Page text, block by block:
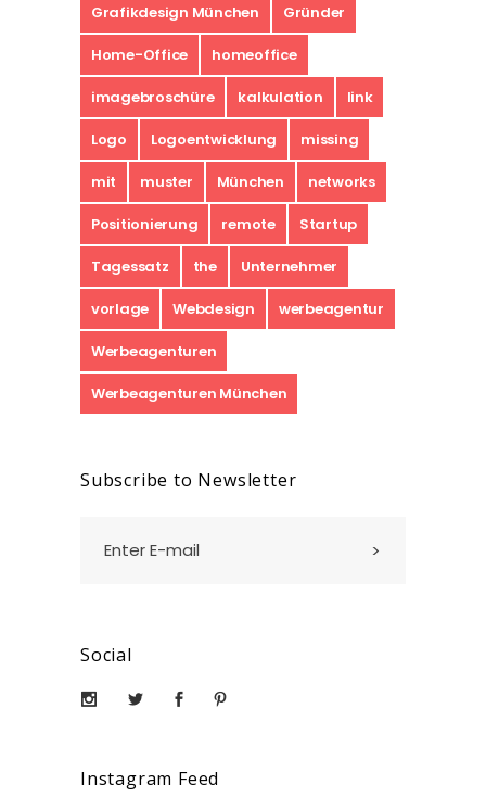
Grafikdesign München Gründer
Home-Office homeoffice
imagebroschüre kalkulation link
Logo Logoentwicklung missing
mit muster München networks
Positionierung remote Startup
Tagessatz the Unternehmer
vorlage Webdesign werbeagentur
Werbeagenturen
Werbeagenturen München
Subscribe to Newsletter
Social
Instagram Feed